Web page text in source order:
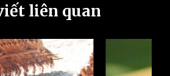
liên quan